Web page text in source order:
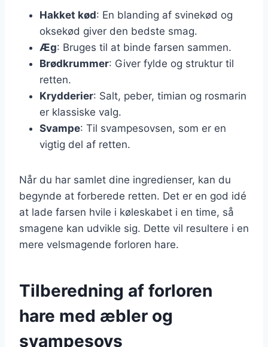
Hakket kød: En blanding af svinekød og
oksekød giver den bedste smag.
Æg: Bruges til at binde farsen sammen.
Brødkrummer: Giver fylde og struktur til
retten.
Krydderier: Salt, peber, timian og rosmarin
er klassiske valg.
Svampe: Til svampesovsen, som er en
vigtig del af retten.
Når du har samlet dine ingredienser, kan du
begynde at forberede retten. Det er en god idé
at lade farsen hvile i køleskabet i en time, så
smagene kan udvikle sig. Dette vil resultere i en
mere velsmagende forloren hare.
Tilberedning af forloren
hare med æbler og
svampesovs